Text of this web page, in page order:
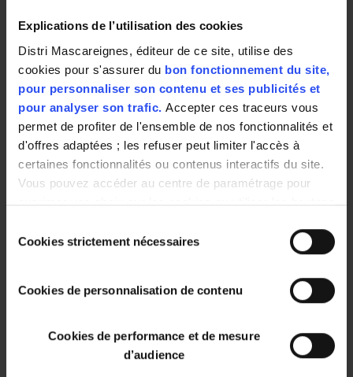
Explications de l’utilisation des cookies
Distri Mascareignes, éditeur de ce site, utilise des
cookies pour s'assurer du bon fonctionnement du site,
pour personnaliser son contenu et ses publicités et
pour analyser son trafic. Accepter ces traceurs vous
permet de profiter de l'ensemble de nos fonctionnalités et
d'offres adaptées ; les refuser peut limiter l'accès à
certaines fonctionnalités ou contenus interactifs du site.
Vous pouvez accéder au centre de paramétrage pour
exprimer vos choix sur les cookies ou utiliser les boutons
valable uniquement sur ce site pour une durée de 6 mois.
Vous pouvez changer d'avis à tout moment en cliquant
sur le bouton "paramétrer les cookies" en bas de chaque
page de notre site.
duCookies strictement nécessaires
Cookies de personnalisation de contenu
Cookies de performance et de mesure
d’audience
2,04 €
11.53 € / kg
1,59 €
27.41 € / kg
0,64 €
9.85 € / kg
legumes 1L Regal
2.04 € / kg